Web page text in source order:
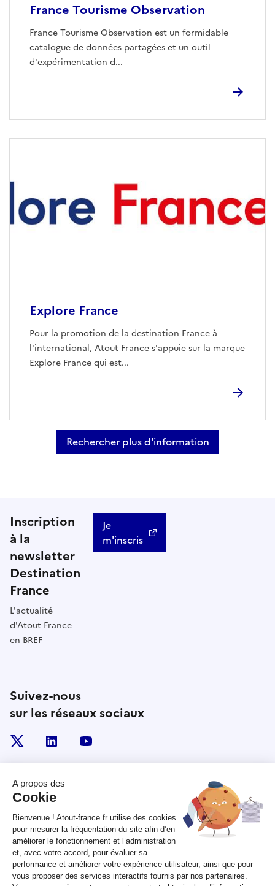
France Tourisme Observation
France Tourisme Observation est un formidable
catalogue de données partagées et un outil
d'expérimentation d...
Explore France
Pour la promotion de la destination France à
l'international, Atout France s'appuie sur la marque
Explore France qui est...
Rechercher plus d'information
Inscription
à la
newsletter
Destination
France
L'actualité
d'Atout France
en BREF
Je
m'inscris
Suivez-nous
sur les réseaux sociaux
linkedin
RÉPUBLIQUE
FRANÇAISE